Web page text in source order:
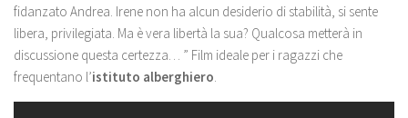
fidanzato Andrea. Irene non ha alcun desiderio di stabilità, si sente
libera, privilegiata. Ma è vera libertà la sua? Qualcosa metterà in
discussione questa certezza… ” Film ideale per i ragazzi che
frequentano l’istituto alberghiero.